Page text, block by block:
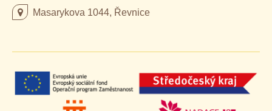
Masarykova 1044, Řevnice